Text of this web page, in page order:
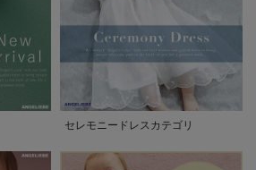
セレモニードレスカテゴリ